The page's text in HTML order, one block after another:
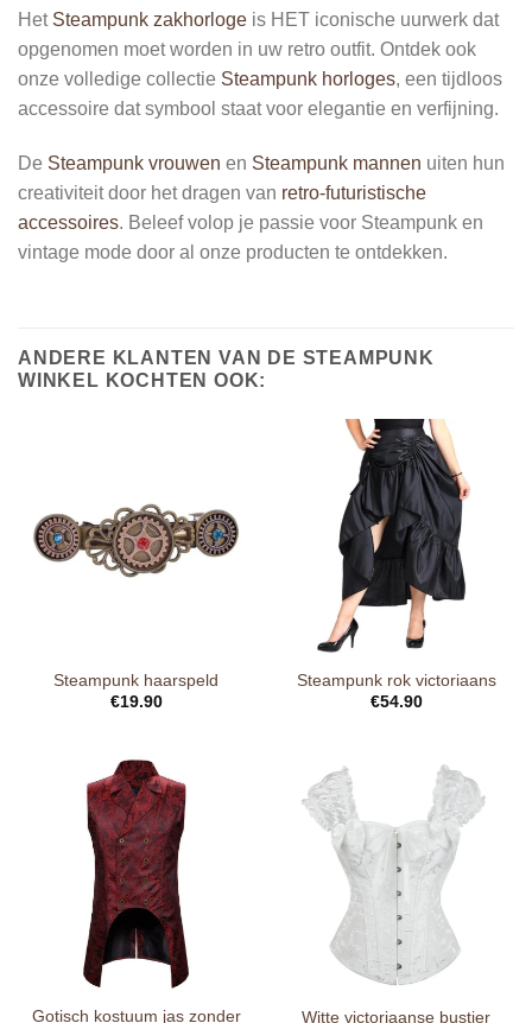
Het Steampunk zakhorloge is HET iconische uurwerk dat
opgenomen moet worden in uw retro outfit. Ontdek ook
onze volledige collectie Steampunk horloges, een tijdloos
accessoire dat symbool staat voor elegantie en verfijning.
De Steampunk vrouwen en Steampunk mannen uiten hun
creativiteit door het dragen van retro-futuristische
accessoires. Beleef volop je passie voor Steampunk en
vintage mode door al onze producten te ontdekken.
ANDERE KLANTEN VAN DE STEAMPUNK
WINKEL KOCHTEN OOK:
Steampunk haarspeld
€19.90
Steampunk rok victoriaans
€54.90
Gotisch kostuum jas zonder
Witte victoriaanse bustier